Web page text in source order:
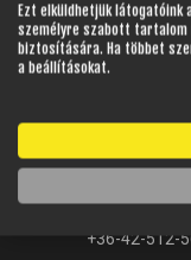
+36-42-512-
Ezt elküldhetjük látogatóink
személyre szabott tartalom
biztosítására. Ha többet
a beállításokat.